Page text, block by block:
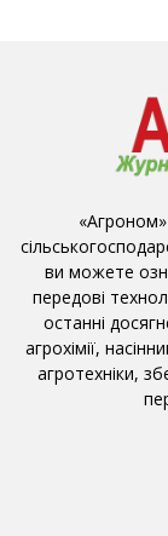
ви можете
передові
останні
агрохімії,
агротехніки,